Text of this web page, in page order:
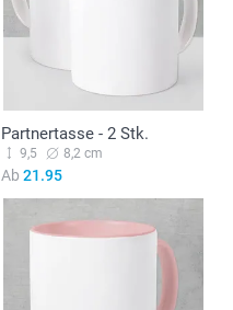
Partnertasse - 2 Stk.
9,5 8,2 cm
Ab 21.95